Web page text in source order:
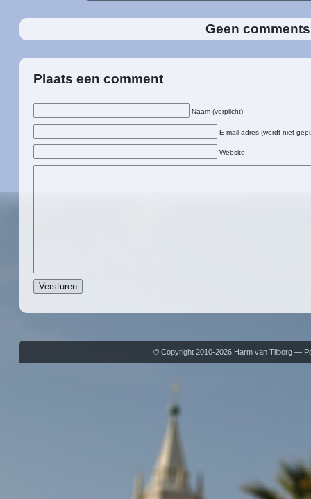
Geen
Plaats een comment
Naam (verplicht)
E-mail adres (wordt niet
Website
© Copyright 2010-2026 Harm van Tilborg —